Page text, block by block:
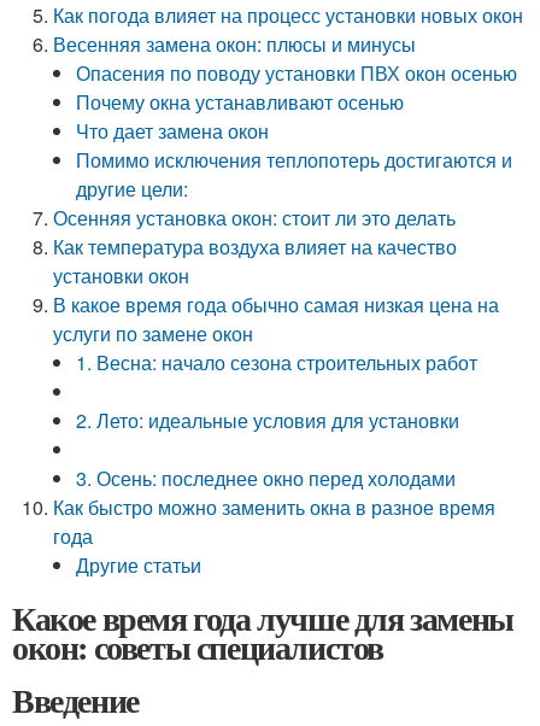
Как погода влияет на процесс установки новых окон
Весенняя замена окон: плюсы и минусы
Опасения по поводу установки ПВХ окон осенью
Почему окна устанавливают осенью
Что дает замена окон
Помимо исключения теплопотерь достигаются и
другие цели:
Осенняя установка окон: стоит ли это делать
Как температура воздуха влияет на качество
установки окон
В какое время года обычно самая низкая цена на
услуги по замене окон
1. Весна: начало сезона строительных работ
2. Лето: идеальные условия для установки
3. Осень: последнее окно перед холодами
Как быстро можно заменить окна в разное время
года
Другие статьи
Какое время года лучше для замены
окон: советы специалистов
Введение